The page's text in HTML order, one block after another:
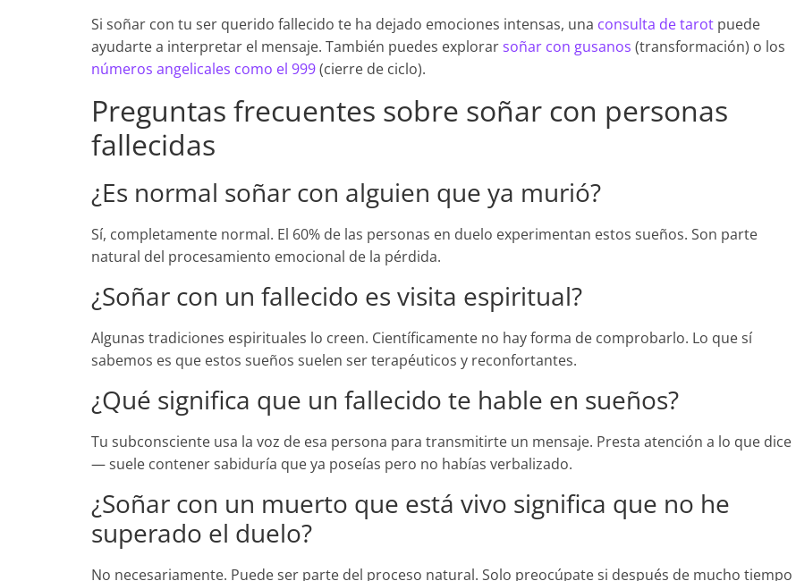
Si soñar con tu ser querido fallecido te ha dejado emociones intensas, una consulta de tarot puede
ayudarte a interpretar el mensaje. También puedes explorarsoñar con gusanos (transformación) o los
números angelicales como el 999(cierre de ciclo).
Preguntas frecuentes sobre soñar con personas
fallecidas
¿Es normal soñar con alguien que ya murió?
Sí, completamente normal. El 60% de las personas en duelo experimentan estos sueños. Son parte
natural del procesamiento emocional de la pérdida.
¿Soñar con un fallecido es visita espiritual?
Algunas tradiciones espirituales lo creen. Científicamente no hay forma de comprobarlo. Lo que sí
sabemos es que estos sueños suelen ser terapéuticos y reconfortantes.
¿Qué significa que un fallecido te hable en sueños?
Tu subconsciente usa la voz de esa persona para transmitirte un mensaje. Presta atención a lo que dice
— suele contener sabiduría que ya poseías pero no habías verbalizado.
¿Soñar con un muerto que está vivo significa que no he
superado el duelo?
No necesariamente. Puede ser parte del proceso natural. Solo preocúpate si después de mucho tiempo